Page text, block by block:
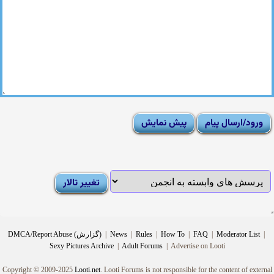
DMCA/Report Abuse (گزارش) | News | Rules | How To | FAQ | Moderator List |
Sexy Pictures Archive | Adult Forums |Advertise on Looti
Copyright © 2009-2025 Looti.net. Looti Forums is not responsible for the content of external